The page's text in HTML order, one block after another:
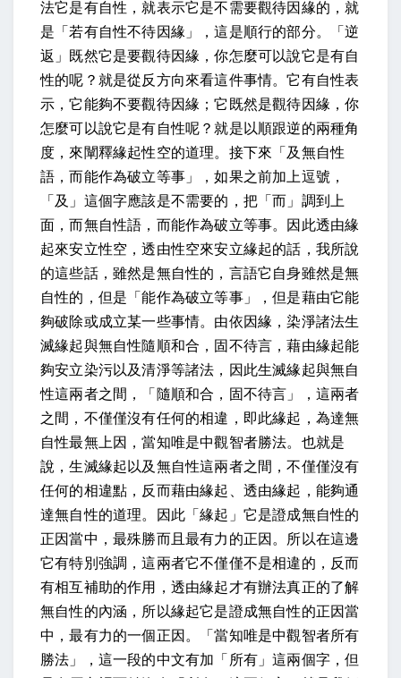
法它是有自性，就表示它是不需要觀待因緣的，就
是「若有自性不待因緣」，這是順行的部分。「逆
返」既然它是要觀待因緣，你怎麼可以說它是有自
性的呢？就是從反方向來看這件事情。它有自性表
示，它能夠不要觀待因緣；它既然是觀待因緣，你
怎麼可以說它是有自性呢？就是以順跟逆的兩種角
度，來闡釋緣起性空的道理。接下來「及無自性
語，而能作為破立等事」，如果之前加上逗號，
「及」這個字應該是不需要的，把「而」調到上
面，而無自性語，而能作為破立等事。因此透由緣
起來安立性空，透由性空來安立緣起的話，我所說
的這些話，雖然是無自性的，言語它自身雖然是無
自性的，但是「能作為破立等事」，但是藉由它能
夠破除或成立某一些事情。由依因緣，染淨諸法生
滅緣起與無自性隨順和合，固不待言，藉由緣起能
夠安立染污以及清淨等諸法，因此生滅緣起與無自
性這兩者之間，「隨順和合，固不待言」，這兩者
之間，不僅僅沒有任何的相違，即此緣起，為達無
自性最無上因，當知唯是中觀智者勝法。也就是
說，生滅緣起以及無自性這兩者之間，不僅僅沒有
任何的相違點，反而藉由緣起、透由緣起，能夠通
達無自性的道理。因此「緣起」它是證成無自性的
正因當中，最殊勝而且最有力的正因。所以在這邊
它有特別強調，這兩者它不僅僅不是相違的，反而
有相互補助的作用，透由緣起才有辦法真正的了解
無自性的內涵，所以緣起它是證成無自性的正因當
中，最有力的一個正因。「當知唯是中觀智者所有
勝法」，這一段的中文有加「所有」這兩個字，但